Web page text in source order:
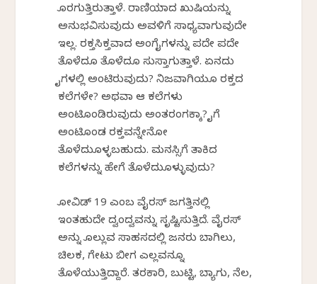
ಕೊರಗುತ್ತಿರುತ್ತಾಳೆ. ರಾಣಿಯಾದ ಖುಷಿಯನ್ನು
ಅನುಭವಿಸುವುದು ಅವಳಿಗೆ ಸಾಧ್ಯವಾಗುವುದೇ
ಇಲ್ಲ. ರಕ್ತಸಿಕ್ತವಾದ ಅಂಗೈಗಳನ್ನು ಪದೇ ಪದೇ
ತೊಳೆದೂ ತೊಳೆದೂ ಸುಸ್ತಾಗುತ್ತಾಳೆ. ಏನದು
ಕೈಗಳಲ್ಲಿ ಅಂಟಿರುವುದು? ನಿಜವಾಗಿಯೂ ರಕ್ತದ
ಕಲೆಗಳೇ? ಅಥವಾ ಆ ಕಲೆಗಳು
ಅಂಟಿಕೊಂಡಿರುವುದು ಅಂತರಂಗಕ್ಕಾ? ಕೈಗೆ
ಅಂಟಿಕೊಂಡ ರಕ್ತವನ್ನೇನೋ
ತೊಳೆದುಕೊಳ್ಳಬಹುದು. ಮನಸ್ಸಿಗೆ ತಾಕಿದ
ಕಲೆಗಳನ್ನು ಹೇಗೆ ತೊಳೆದುಕೊಳ್ಳುವುದು?
ಕೋವಿಡ್ 19 ಎಂಬ ವೈರಸ್ ಜಗತ್ತಿನಲ್ಲಿ
ಇಂತಹುದೇ ದ್ವಂದ್ವವನ್ನು ಸೃಷ್ಟಿಸುತ್ತಿದೆ. ವೈರಸ್
ಅನ್ನು ಕೊಲ್ಲುವ ಸಾಹಸದಲ್ಲಿ ಜನರು ಬಾಗಿಲು,
ಚಿಲಕ, ಗೇಟು ಬೀಗ ಎಲ್ಲವನ್ನೂ
ತೊಳೆಯುತ್ತಿದ್ದಾರೆ. ತರಕಾರಿ, ಬುಟ್ಟಿ, ಬ್ಯಾಗು, ನೆಲ,